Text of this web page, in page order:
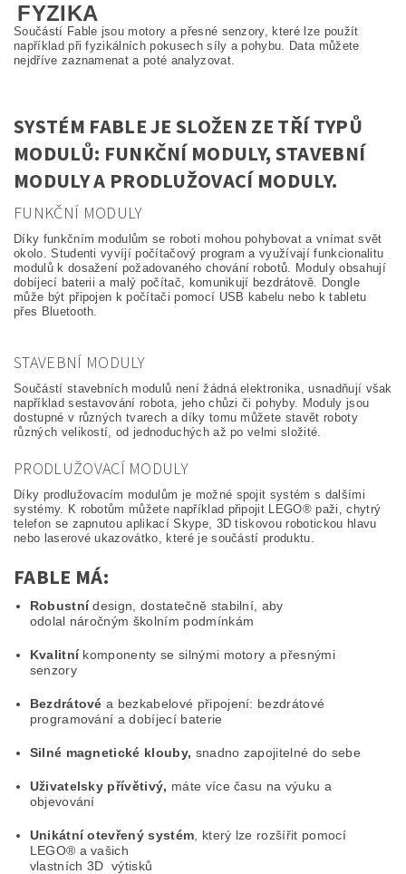
FYZIKA
Součástí Fable jsou motory a přesné senzory, které lze použít
například při fyzikálních pokusech síly a pohybu. Data můžete
nejdříve zaznamenat a poté analyzovat.
SYSTÉM FABLE JE SLOŽEN ZE TŘÍ TYPŮ
MODULŮ: FUNKČNÍ MODULY, STAVEBNÍ
MODULY A PRODLUŽOVACÍ MODULY.
FUNKČNÍ MODULY
Díky funkčním modulům se roboti mohou pohybovat a vnímat svět
okolo. Studenti vyvíjí počítačový program a využívají funkcionalitu
modulů k dosažení požadovaného chování robotů. Moduly obsahují
dobíjecí baterii a malý počítač, komunikují bezdrátově. Dongle
může být připojen k počítači pomocí USB kabelu nebo k tabletu
přes Bluetooth.
STAVEBNÍ MODULY
Součástí stavebních modulů není žádná elektronika, usnadňují však
například sestavování robota, jeho chůzi či pohyby. Moduly jsou
dostupné v různých tvarech a díky tomu můžete stavět roboty
různých velikostí, od jednoduchých až po velmi složité.
PRODLUŽOVACÍ MODULY
Díky prodlužovacím modulům je možné spojit systém s dalšími
systémy. K robotům můžete například připojit LEGO® paži, chytrý
telefon se zapnutou aplikací Skype, 3D tiskovou robotickou hlavu
nebo laserové ukazovátko, které je součástí produktu.
FABLE MÁ:
Robustní design, dostatečně stabilní, aby
odolal náročným školním podmínkám
Kvalitní komponenty se silnými motory a přesnými
senzory
Bezdrátové a bezkabelové připojení: bezdrátové
programování a dobíjecí baterie
Silné magnetické klouby, snadno zapojitelné do sebe
Uživatelsky přívětivý, máte více času na výuku a
objevování
Unikátní otevřený systém , který lze rozšířit pomocí
LEGO® a vašich
vlastních 3D výtisků